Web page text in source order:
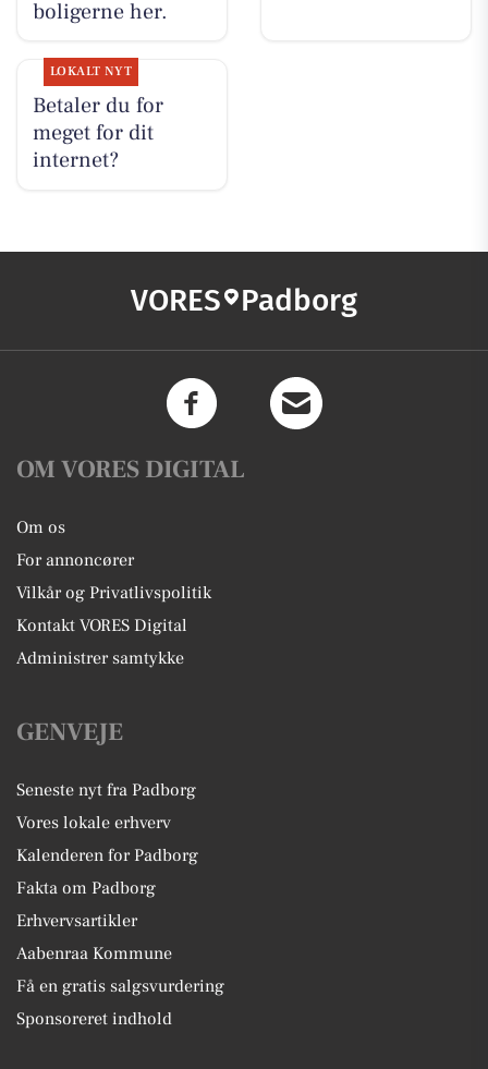
boligerne her.
LOKALT NYT
Betaler du for
meget for dit
internet?
VORES Padborg
OM VORES DIGITAL
Om os
For annoncører
Vilkår og Privatlivspolitik
Kontakt VORES Digital
Administrer samtykke
GENVEJE
Seneste nyt fra Padborg
Vores lokale erhverv
Kalenderen for Padborg
Fakta om Padborg
Erhvervsartikler
Aabenraa Kommune
Få en gratis salgsvurdering
Sponsoreret indhold